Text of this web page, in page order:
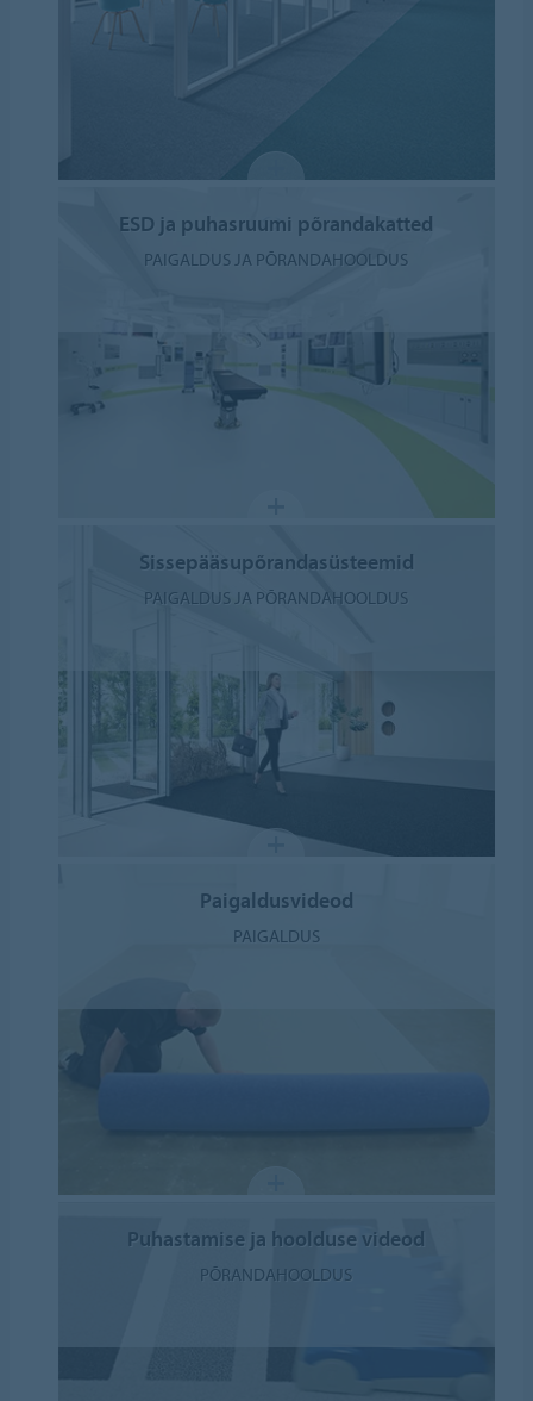
ESD ja puhasruumi põrandakatted
PAIGALDUS JA PÕRANDAHOOLDUS
Sissepääsupõrandasüsteemid
PAIGALDUS JA PÕRANDAHOOLDUS
Paigaldusvideod
PAIGALDUS
Puhastamise ja hoolduse videod
PÕRANDAHOOLDUS